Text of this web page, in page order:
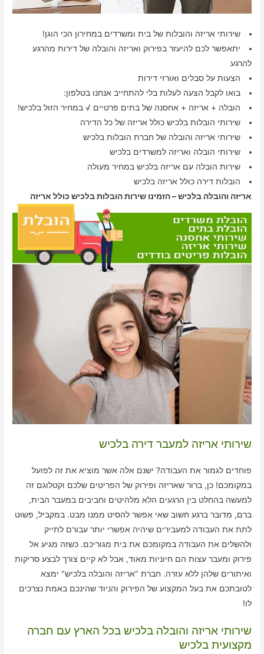
שירותי אריזה והובלות של בית ומשרדים במחירון הכי הוגן!
יתאפשר לכם להיעזר בפירוק ואריזה והובלה של דירות מהרגע
להרגע
הצעות על סבלים ואורזי דירות
בואו לקבל הצעה לעלות בלי להתחייב אנחנו בטלפון:
הובלה + אריזה + אחסנה של בתים פרטיים √ במחיר הזול בלכיש!
שירותי הובלות בלכיש כולל אריזה של כל הדירה
שירותי אריזה והובלה של חברת הובלות בלכיש
שירותי הובלה ואריזה למשרדים בלכיש
שירות הובלה עם אריזה בלכיש במחיר מעולה
הובלות דירה כולל אריזה בלכיש
אריזה והובלה בלכיש – הזמינו שירות הובלות בלכיש כולל אריזה
שירותי אריזה למעבר דירה בלכיש
פוחדים לגמור את העבודה? ישנם אלה אשר מוציא את זה לפועל
במקומכם! כן, ברור שאריזה ופירוק של הפריטים שלכם וקטלוגם זה
למעשה בהחלט בין הרגעים הלא מלהיטים וחביבים במעבר הבית,
ברם, מדובר ברגע חשוב שאי אפשר להסיט ממנו מבט. במקביל, פשוט
לתת את העבודה למעבירים שיהיה אפשרי יותר עבורם לתייק
ולהשלים את העבודה במקומכם את בית מגוריכם. כשזה מגיע אל
פירוק ומעבר עצות הם חיוניות מאוד, אבל לא קיים צורך לבצע סריקות
ואיתורים שלהן ללא עזרה. חברת "אריזה והובלה בלכיש" ימצא
לטובתכם את בעל המקצוע של הפירוק והניוד שהינכם באמת נצרכים
לו!
שירותי אריזה והובלה בלכיש בכל הארץ עם חברה
מקצועית בלכיש